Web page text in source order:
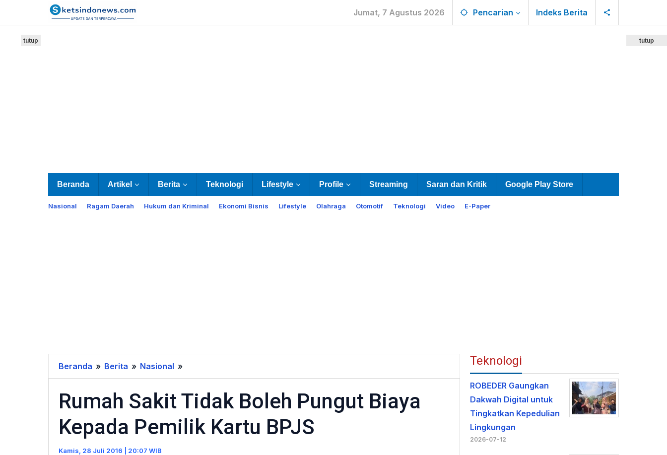
Jumat, 7 Agustus 2026 Pencarian Indeks Berita
Beranda Artikel Berita Teknologi Lifestyle Profile Streaming Saran dan Kritik Google Play Store
Nasional Ragam Daerah Hukum dan Kriminal Ekonomi Bisnis Lifestyle Olahraga Otomotif Teknologi Video E-Paper
tutup tutup
Beranda » Berita » Nasional »
Sakit
Tidak
Boleh
Pungut
Biaya
Rumah Sakit Tidak Boleh Pungut Biaya
Kepada Pemilik Kartu BPJS
Kamis, 28 Juli 2016 | 20:07 WIB
Teknologi
ROBEDER Gaungkan
Dakwah Digital untuk
Tingkatkan Kepedulian
Lingkungan
2026-07-12